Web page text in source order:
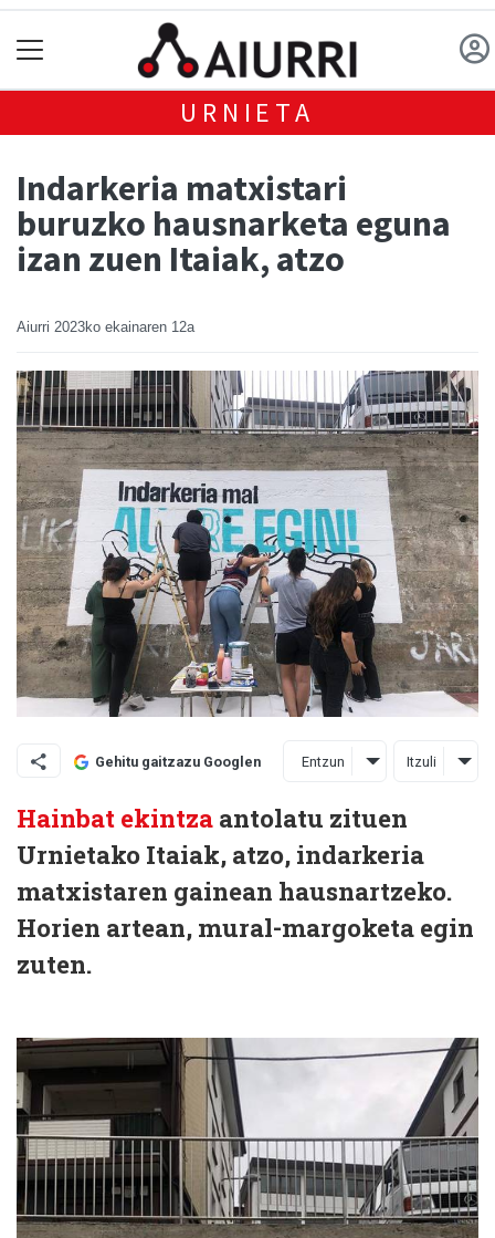
URNIETA
Indarkeria matxistari
buruzko hausnarketa eguna
izan zuen Itaiak, atzo
Aiurri 2023ko ekainaren 12a
Gehitu gaitzazu Googlen Entzun Itzuli
Hainbat ekintza antolatu zituen
Urnietako Itaiak, atzo, indarkeria
matxistaren gainean hausnartzeko.
Horien artean, mural-margoketa egin
zuten.